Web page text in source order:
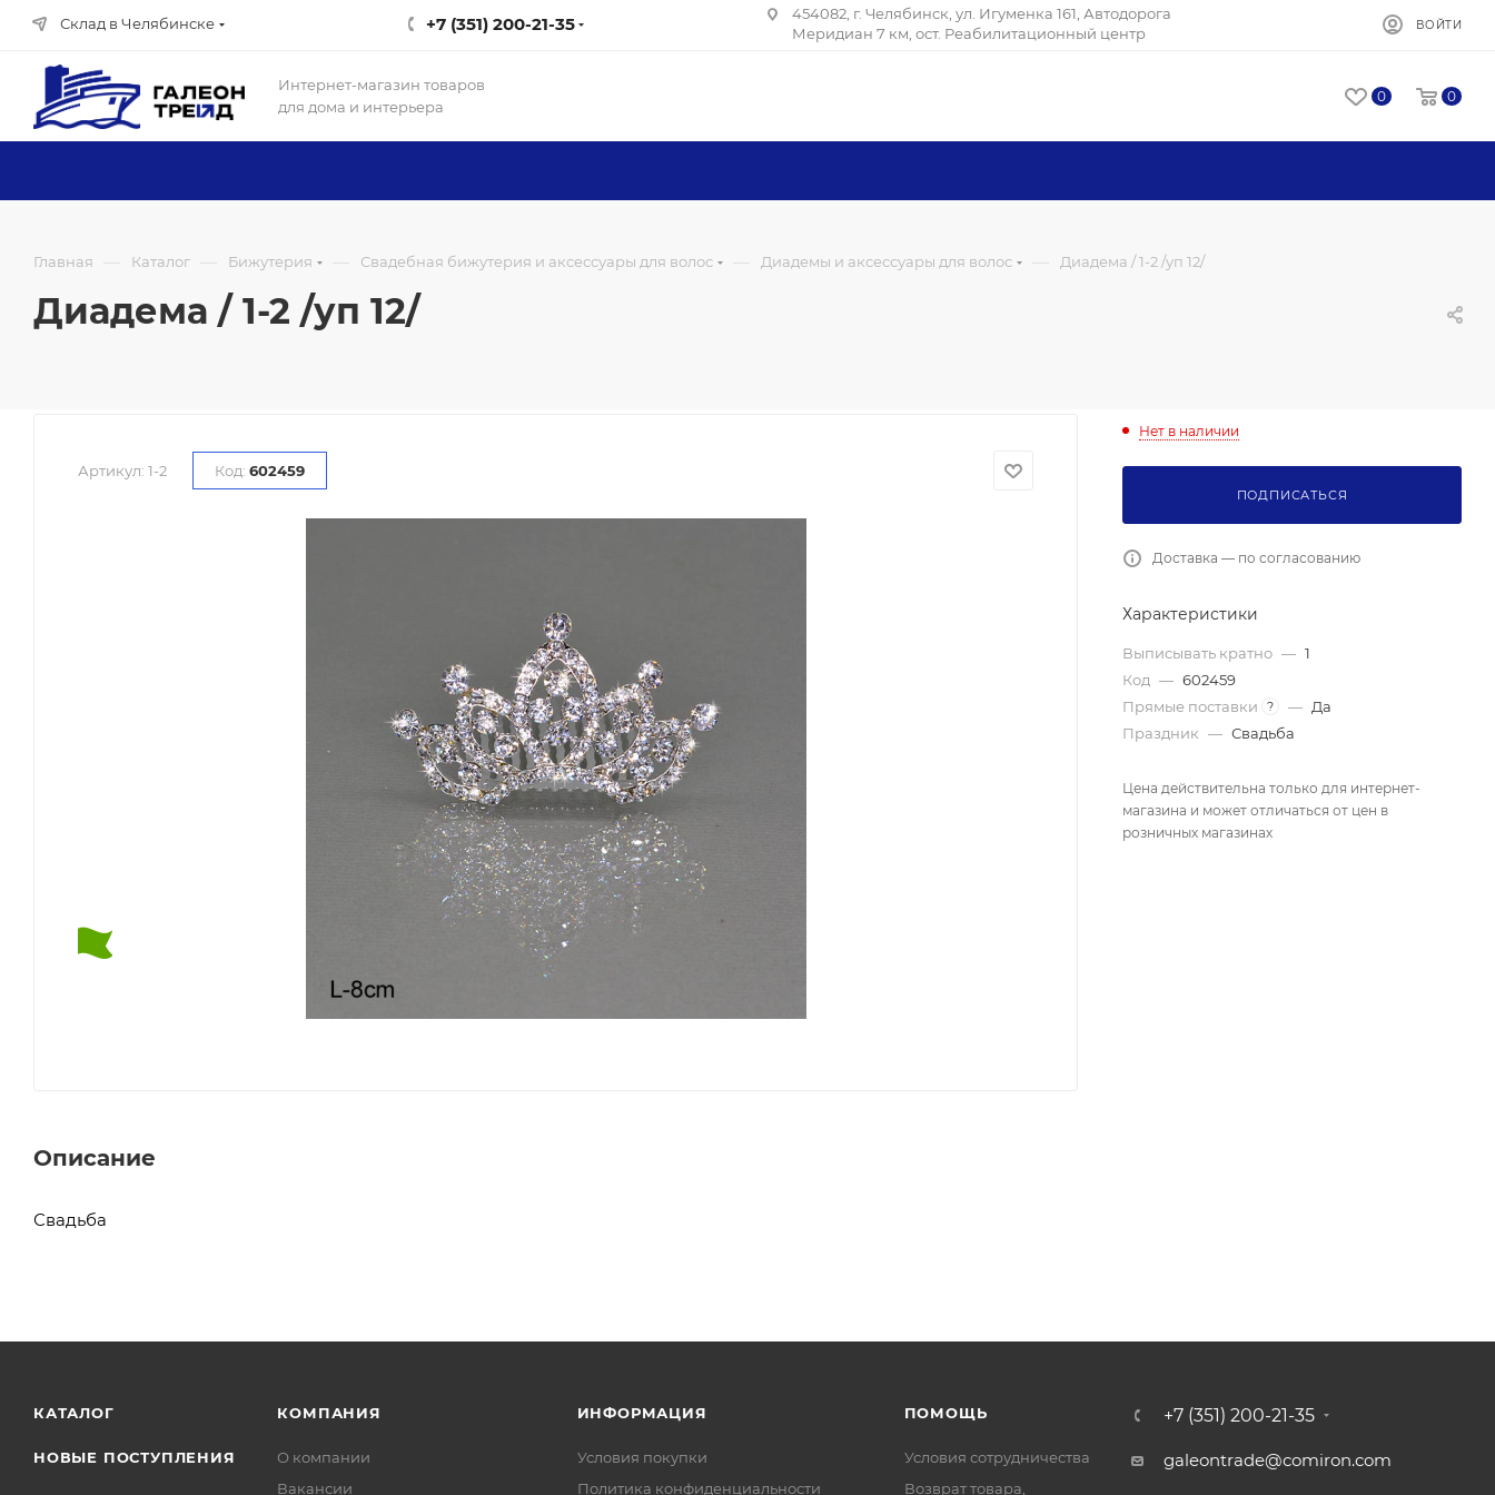
Склад в Челябинске +7 (351) 200-21-35
454082, г. Челябинск, ул. Игуменка 161, Автодорога
Меридиан 7 км, ост. Реабилитационный центр
ВОЙТИ
Интернет-магазин товаров
для дома и интерьера
0 0
Главная — Каталог — Бижутерия — Свадебная бижутерия и аксессуары для волос — Диадемы и аксессуары для волос — Диадема / 1-2 /уп 12/
Диадема / 1-2 /уп 12/
Артикул: 1-2 Код: 602459
Описание
Свадьба
Нет в наличии
ПОДПИСАТЬСЯ
Доставка — по согласованию
Характеристики
Выписывать кратно — 1
Код — 602459
Прямые поставки
? — Да
Праздник — Свадьба
Цена действительна только для интернет-
магазина и может отличаться от цен в
розничных магазинах
КАТАЛОГ
НОВЫЕ ПОСТУПЛЕНИЯ
КОМПАНИЯ
О компании
Вакансии
ИНФОРМАЦИЯ
Условия покупки
Политика конфиденциальности
ПОМОЩЬ
Условия сотрудничества
Возврат товара,
+7 (351) 200-21-35
galeontrade@comiron.com